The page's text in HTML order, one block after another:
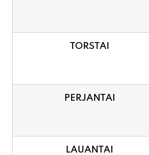
TORSTAI
PERJANTAI
LAUANTAI